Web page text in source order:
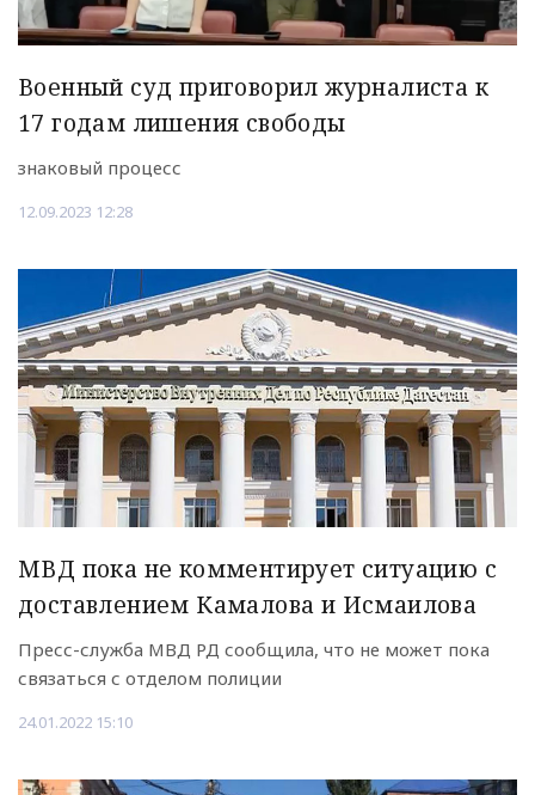
Военный суд приговорил журналиста к
17 годам лишения свободы
знаковый процесс
12.09.2023 12:28
МВД пока не комментирует ситуацию с
доставлением Камалова и Исмаилова
Пресс-служба МВД РД сообщила, что не может пока
связаться с отделом полиции
24.01.2022 15:10